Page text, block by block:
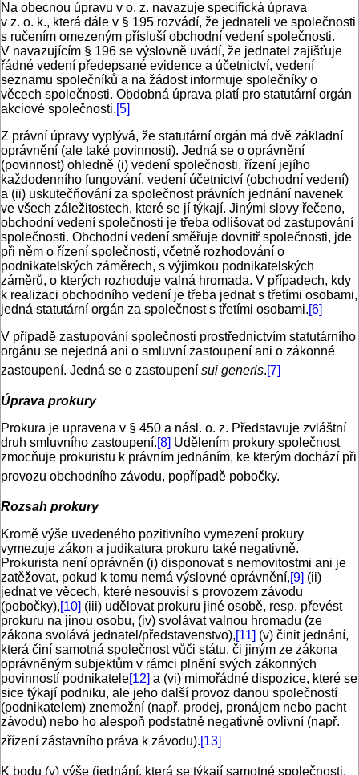
Na obecnou úpravu v o. z. navazuje specifická úprava
v z. o. k., která dále v § 195 rozvádí, že jednateli ve společnosti
s ručením omezeným přísluší obchodní vedení společnosti.
V navazujícím § 196 se výslovně uvádí, že jednatel zajišťuje
řádné vedení předepsané evidence a účetnictví, vedení
seznamu společníků a na žádost informuje společníky o
věcech společnosti. Obdobná úprava platí pro statutární orgán
akciové společnosti.[5]
Z právní úpravy vyplývá, že statutární orgán má dvě základní
oprávnění (ale také povinnosti). Jedná se o oprávnění
(povinnost) ohledně (i) vedení společnosti, řízení jejího
každodenního fungování, vedení účetnictví (obchodní vedení)
a (ii) uskutečňování za společnost právních jednání navenek
ve všech záležitostech, které se jí týkají. Jinými slovy řečeno,
obchodní vedení společnosti je třeba odlišovat od zastupování
společnosti. Obchodní vedení směřuje dovnitř společnosti, jde
při něm o řízení společnosti, včetně rozhodování o
podnikatelských záměrech, s výjimkou podnikatelských
záměrů, o kterých rozhoduje valná hromada. V případech, kdy
k realizaci obchodního vedení je třeba jednat s třetími osobami,
jedná statutární orgán za společnost s třetími osobami.[6]
V případě zastupování společnosti prostřednictvím statutárního
orgánu se nejedná ani o smluvní zastoupení ani o zákonné
zastoupení. Jedná se o zastoupení sui generis.[7]
Úprava prokury
Prokura je upravena v § 450 a násl. o. z. Představuje zvláštní
druh smluvního zastoupení.[8] Udělením prokury společnost
zmocňuje prokuristu k právním jednáním, ke kterým dochází při
provozu obchodního závodu, popřípadě pobočky.
Rozsah prokury
Kromě výše uvedeného pozitivního vymezení prokury
vymezuje zákon a judikatura prokuru také negativně.
Prokurista není oprávněn (i) disponovat s nemovitostmi ani je
zatěžovat, pokud k tomu nemá výslovné oprávnění,[9] (ii)
jednat ve věcech, které nesouvisí s provozem závodu
(pobočky),[10] (iii) udělovat prokuru jiné osobě, resp. převést
prokuru na jinou osobu, (iv) svolávat valnou hromadu (ze
zákona svolává jednatel/představenstvo),[11] (v) činit jednání,
která činí samotná společnost vůči státu, či jiným ze zákona
oprávněným subjektům v rámci plnění svých zákonných
povinností podnikatele[12] a (vi) mimořádné dispozice, které se
sice týkají podniku, ale jeho další provoz danou společností
(podnikatelem) znemožní (např. prodej, pronájem nebo pacht
závodu) nebo ho alespoň podstatně negativně ovlivní (např.
zřízení zástavního práva k závodu).[13]
K bodu (v) výše (jednání, která se týkají samotné společnosti,